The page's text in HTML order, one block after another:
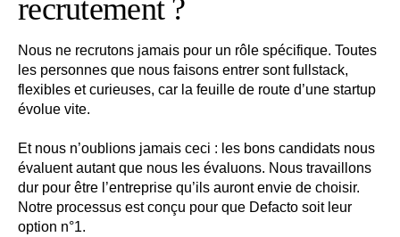
recrutement ?
Nous ne recrutons jamais pour un rôle spécifique. Toutes
les personnes que nous faisons entrer sont fullstack,
flexibles et curieuses, car la feuille de route d’une startup
évolue vite.
Et nous n’oublions jamais ceci : les bons candidats nous
évaluent autant que nous les évaluons. Nous travaillons
dur pour être l’entreprise qu’ils auront envie de choisir.
Notre processus est conçu pour que Defacto soit leur
option n°1.